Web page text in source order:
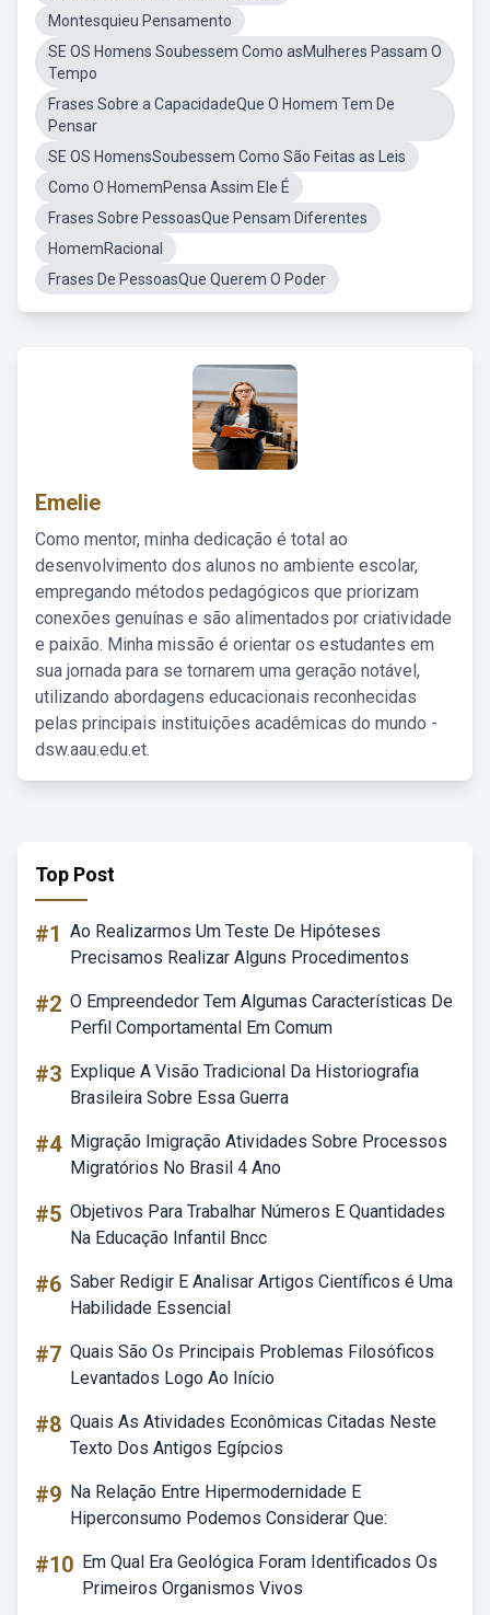
Montesquieu Pensamento
SE OS Homens Soubessem Como asMulheres Passam O
Tempo
Frases Sobre a CapacidadeQue O Homem Tem De
Pensar
SE OS HomensSoubessem Como São Feitas as Leis
Como O HomemPensa Assim Ele É
Frases Sobre PessoasQue Pensam Diferentes
HomemRacional
Frases De PessoasQue Querem O Poder
Emelie
Como mentor, minha dedicação é total ao
desenvolvimento dos alunos no ambiente escolar,
empregando métodos pedagógicos que priorizam
conexões genuínas e são alimentados por criatividade
e paixão. Minha missão é orientar os estudantes em
sua jornada para se tornarem uma geração notável,
utilizando abordagens educacionais reconhecidas
pelas principais instituições acadêmicas do mundo -
dsw.aau.edu.et.
Top Post
#1 Ao Realizarmos Um Teste De Hipóteses
Precisamos Realizar Alguns Procedimentos
#2 O Empreendedor Tem Algumas Características De
Perfil Comportamental Em Comum
#3 Explique A Visão Tradicional Da Historiografia
Brasileira Sobre Essa Guerra
#4 Migração Imigração Atividades Sobre Processos
Migratórios No Brasil 4 Ano
#5 Objetivos Para Trabalhar Números E Quantidades
Na Educação Infantil Bncc
#6 Saber Redigir E Analisar Artigos Científicos é Uma
Habilidade Essencial
#7 Quais São Os Principais Problemas Filosóficos
Levantados Logo Ao Início
#8 Quais As Atividades Econômicas Citadas Neste
Texto Dos Antigos Egípcios
#9 Na Relação Entre Hipermodernidade E
Hiperconsumo Podemos Considerar Que:
#10 Em Qual Era Geológica Foram Identificados Os
Primeiros Organismos Vivos